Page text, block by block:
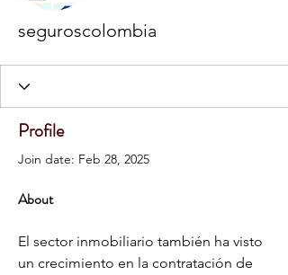
seguroscolombia
Profile
Join date: Feb 28, 2025
About
El sector inmobiliario también ha visto
un crecimiento en la contratación de